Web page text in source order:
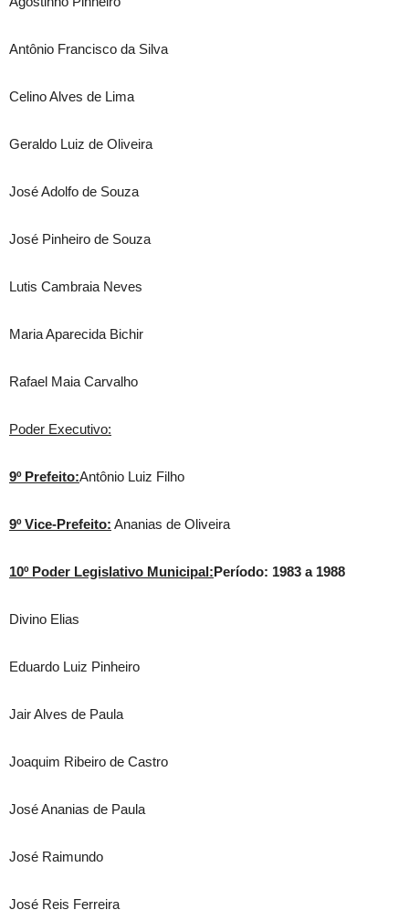
Antônio Francisco da Silva
Celino Alves de Lima
Geraldo Luiz de Oliveira
José Adolfo de Souza
José Pinheiro de Souza
Lutis Cambraia Neves
Maria Aparecida Bichir
Rafael Maia Carvalho
Poder Executivo:
9º Prefeito:Antônio Luiz Filho
9º Vice-Prefeito: Ananias de Oliveira
10º Poder Legislativo Municipal:Período: 1983 a 1988
Divino Elias
Eduardo Luiz Pinheiro
Jair Alves de Paula
Joaquim Ribeiro de Castro
José Ananias de Paula
José Raimundo
José Reis Ferreira